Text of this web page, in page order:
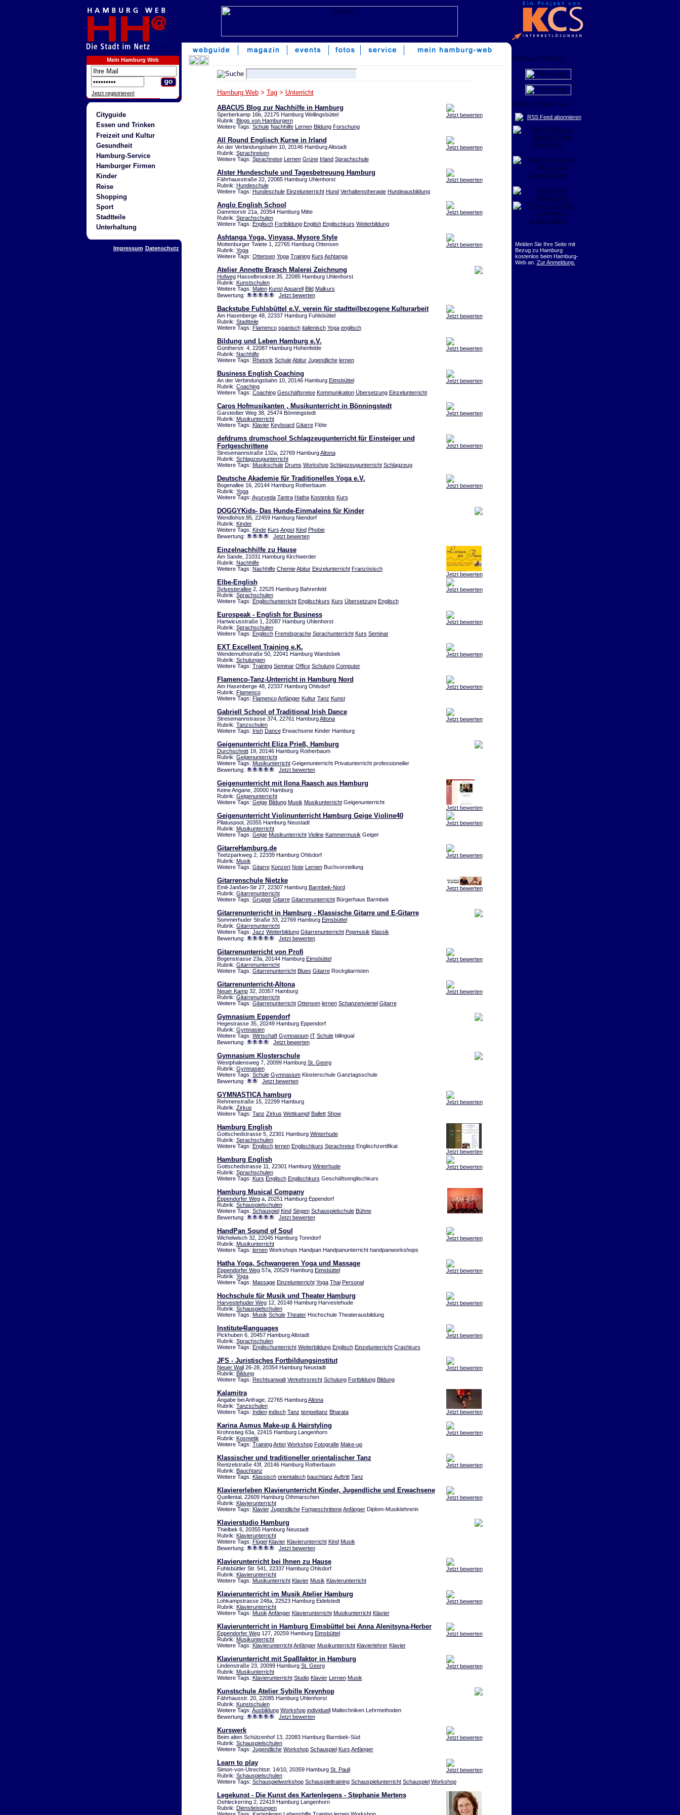
Mein Hamburg Web
Jetzt registrieren!
Cityguide
Essen und Trinken
Freizeit und Kultur
Gesundheit
Hamburg-Service
Hamburger Firmen
Kinder
Reise
Shopping
Sport
Stadtteile
Unterhaltung
Impressum Datenschutz
Hamburg Web> Tag> Unterricht
Jetzt bewerten
ABACUS Blog zur Nachhilfe in Hamburg
Sperberkamp 16b, 22175 Hamburg Wellingsbüttel
Rubrik: Blogs von Hamburgern
Weitere Tags: Schule Nachhilfe Lernen Bildung Forschung
Jetzt bewerten
All Round Englisch Kurse in Irland
An der Verbindungsbahn 10, 20146 Hamburg Altstadt
Rubrik: Sprachreisen
Weitere Tags: Sprachreise Lernen Grüne Irland Sprachschule
Jetzt bewerten
Alster Hundeschule und Tagesbetreuung Hamburg
Fährhausstraße 22, 22085 Hamburg Uhlenhorst
Rubrik: Hundeschule
Weitere Tags: Hundeschule Einzelunterricht Hund Verhaltenstherapie Hundeausbildung
Jetzt bewerten
Anglo English School
Dammtorstr 21a, 20354 Hamburg Mitte
Rubrik: Sprachschulen
Weitere Tags: Englisch Fortbildung English Englischkurs Weiterbildung
Jetzt bewerten
Ashtanga Yoga, Vinyasa, Mysore Style
Mottenburger Twiete 1, 22765 Hamburg Ottensen
Rubrik: Yoga
Weitere Tags: Ottensen Yoga Training Kurs Ashtanga
Atelier Annette Brasch Malerei Zeichnung
HofwegHasselbrookstr.35, 22085 Hamburg Uhlenhorst
Rubrik: Kunstschulen
Weitere Tags: Malen Kunst Aquarell Bild Malkurs
Bewertung:
Jetzt bewerten
Jetzt bewerten
Backstube Fuhlsbüttel e.V. verein für stadtteilbezogene Kulturarbeit
Am Hasenberge 48, 22337 Hamburg Fuhlsbüttel
Rubrik: Stadtteile
Weitere Tags: Flamenco spanisch italienisch Yoga englisch
Jetzt bewerten
Bildung und Leben Hamburg e.V.
Güntherstr. 4, 22087 Hamburg Hohenfelde
Rubrik: Nachhilfe
Weitere Tags: Rhetorik Schule Abitur Jugendliche lernen
Jetzt bewerten
Business English Coaching
An der Verbindungsbahn 10, 20146 Hamburg Eimsbüttel
Rubrik: Coaching
Weitere Tags: Coaching Geschäftsreise Kommunikation Übersetzung Einzelunterricht
Jetzt bewerten
Caros Hofmusikanten , Musikunterricht in Bönningstedt
Garstedter Weg 38, 25474 Bönningstedt
Rubrik: Musikunterricht
Weitere Tags: Klavier Keyboard GitarreFlöte
Jetzt bewerten
defdrums drumschool Schlagzeugunterricht für Einsteiger und
Fortgeschrittene
Stresemannstraße 132a, 22769 HamburgAltona
Rubrik: Schlagzeugunterricht
Weitere Tags: Musikschule Drums Workshop Schlagzeugunterricht Schlagzeug
Jetzt bewerten
Deutsche Akademie für Traditionelles Yoga e.V.
Bogenallee 16, 20144 Hamburg Rotherbaum
Rubrik: Yoga
Weitere Tags: Ayurveda Tantra Hatha Kostenlos Kurs
DOGGYKids- Das Hunde-Einmaleins für Kinder
Wendlohstr.85, 22459 Hamburg Niendorf
Rubrik: Kinder
Weitere Tags: Kinde Kurs Angst Kind Phobie
Bewertung:
Jetzt bewerten
Jetzt bewerten
Einzelnachhilfe zu Hause
Am Sande, 21031 Hamburg Kirchwerder
Rubrik: Nachhilfe
Weitere Tags: Nachhilfe Chemie Abitur Einzelunterricht Französisch
Jetzt bewerten
Elbe-English
Sylvesterallee2, 22525 Hamburg Bahrenfeld
Rubrik: Sprachschulen
Weitere Tags: Englischunterricht Englischkurs Kurs Übersetzung Englisch
Jetzt bewerten
Eurospeak - English for Business
Hartwicusstraße 1, 22087 Hamburg Uhlenhorst
Rubrik: Sprachschulen
Weitere Tags: Englisch Fremdsprache Sprachunterricht Kurs Seminar
Jetzt bewerten
EXT Excellent Training e.K.
Wendemuthstraße 50, 22041 Hamburg Wandsbek
Rubrik: Schulungen
Weitere Tags: Training Seminar Office Schulung Computer
Jetzt bewerten
Flamenco-Tanz-Unterricht in Hamburg Nord
Am Hasenberge 48, 22337 Hamburg Ohlsdorf
Rubrik: Flamenco
Weitere Tags: Flamenco Anfänger Kultur Tanz Kunst
Jetzt bewerten
Gabriell School of Traditional Irish Dance
Stresemannstrasse 374, 22761 HamburgAltona
Rubrik: Tanzschulen
Weitere Tags: Irish DanceErwachsene Kinder Hamburg
Geigenunterricht Eliza Prieß, Hamburg
Durchschnitt19, 20146 Hamburg Rotherbaum
Rubrik: Geigenunterricht
Weitere Tags: MusikunterrichtGeigenunterricht Privatunterricht professioneller
Bewertung:
Jetzt bewerten
Jetzt bewerten
Geigenunterricht mit Ilona Raasch aus Hamburg
Keine Angane, 20000 Hamburg
Rubrik: Geigenunterricht
Weitere Tags: Geige Bildung Musik MusikunterrichtGeigenunterricht
Jetzt bewerten
Geigenunterricht Violinunterricht Hamburg Geige Violine40
Pilatuspool, 20355 Hamburg Neustadt
Rubrik: Musikunterricht
Weitere Tags: Geige Musikunterricht Violine Kammermusik Geiger
Jetzt bewerten
GitarreHamburg.de
Teetzparkweg 2, 22339 Hamburg Ohlsdorf
Rubrik: Musik
Weitere Tags: Gitarre Konzert Note LernenBuchvorstellung
Jetzt bewerten
Gitarrenschule Nietzke
Emil-Janßen-Str 27, 22307 Hamburg Barmbek-Nord
Rubrik: Gitarrenunterricht
Weitere Tags: Gruppe Gitarre GitarrenunterrichtBürgerhaus Barmbek
Gitarrenunterricht in Hamburg - Klassische Gitarre und E-Gitarre
Sommerhuder Straße 33, 22769 Hamburg Eimsbüttel
Rubrik: Gitarrenunterricht
Weitere Tags: Jazz Weiterbildung Gitarrenunterricht Popmusik Klassik
Bewertung:
Jetzt bewerten
Jetzt bewerten
Gitarrenunterricht von Profi
Bogenstrasse 23a, 20144 Hamburg Eimsbüttel
Rubrik: Gitarrenunterricht
Weitere Tags: Gitarrenunterricht Blues GitarreRockgitarristen
Jetzt bewerten
Gitarrenunterricht-Altona
Neuer Kamp32, 20357 Hamburg
Rubrik: Gitarrenunterricht
Weitere Tags: Gitarrenunterricht Ottensen lernen Schanzenviertel Gitarre
Gymnasium Eppendorf
Hegestrasse 35, 20249 Hamburg Eppendorf
Rubrik: Gymnasien
Weitere Tags: Wirtschaft Gymnasium IT Schulebilingual
Bewertung:
Jetzt bewerten
Gymnasium Klosterschule
Westphalensweg 7, 20099 Hamburg St. Georg
Rubrik: Gymnasien
Weitere Tags: Schule GymnasiumKlosterschule Ganztagsschule
Bewertung:
Jetzt bewerten
Jetzt bewerten
GYMNASTICA hamburg
Rehmenstraße 15, 22299 Hamburg
Rubrik: Zirkus
Weitere Tags: Tanz Zirkus Wettkampf Ballett Show
Jetzt bewerten
Hamburg English
Gottschedstrasse 5, 22301 Hamburg Winterhude
Rubrik: Sprachschulen
Weitere Tags: Englisch lernen Englischkurs SprachreiseEnglischzertifikat
Jetzt bewerten
Hamburg English
Gottschedstrasse 11, 22301 Hamburg Winterhude
Rubrik: Sprachschulen
Weitere Tags: Kurs Englisch Englischkurs Geschäftsenglischkurs
Hamburg Musical Company
Eppendorfer Wega, 20251 Hamburg Eppendorf
Rubrik: Schauspielschulen
Weitere Tags: Schauspiel Kind Singen Schauspielschule Bühne
Bewertung:
Jetzt bewerten
Jetzt bewerten
HandPan Sound of Soul
Wichelwisch 32, 22045 Hamburg Tonndorf
Rubrik: Musikunterricht
Weitere Tags: lernenWorkshops Handpan Handpanunterricht handpanworkshops
Jetzt bewerten
Hatha Yoga, Schwangeren Yoga und Massage
Eppendorfer Weg57a, 20529 Hamburg Eimsbüttel
Rubrik: Yoga
Weitere Tags: Massage Einzelunterricht Yoga Thai Personal
Jetzt bewerten
Hochschule für Musik und Theater Hamburg
Harvestehuder Weg12, 20148 Hamburg Harvestehude
Rubrik: Schauspielschulen
Weitere Tags: Musik Schule TheaterHochschule Theaterausbildung
Jetzt bewerten
Institute4languages
Pickhuben 6, 20457 Hamburg Altstadt
Rubrik: Sprachschulen
Weitere Tags: Englischunterricht Weiterbildung Englisch Einzelunterricht Crashkurs
Jetzt bewerten
JFS - Juristisches Fortbildungsinstitut
Neuer Wall26-28, 20354 Hamburg Neustadt
Rubrik: Bildung
Weitere Tags: Rechtsanwalt Verkehrsrecht Schulung Fortbildung Bildung
Jetzt bewerten
Kalamitra
Angabe bei Anfrage, 22765 HamburgAltona
Rubrik: Tanzschulen
Weitere Tags: Indien indisch Tanz tempeltanz Bharata
Jetzt bewerten
Karina Asmus Make-up & Hairstyling
Krohnstieg 63a, 22415 Hamburg Langenhorn
Rubrik: Kosmetik
Weitere Tags: Training Artist Workshop Fotografie Make-up
Jetzt bewerten
Klassischer und traditioneller orientalischer Tanz
Rentzelstraße 43f, 20146 Hamburg Rotherbaum
Rubrik: Bauchtanz
Weitere Tags: Klassisch orientalisch bauchtanz Auftritt Tanz
Jetzt bewerten
Klaviererleben Klavierunterricht Kinder, Jugendliche und Erwachsene
Quellental, 22609 Hamburg Othmarschen
Rubrik: Klavierunterricht
Weitere Tags: Klavier Jugendliche Fortgeschrittene AnfängerDiplom-Musiklehrerin
Klavierstudio Hamburg
Thielbek 6, 20355 Hamburg Neustadt
Rubrik: Klavierunterricht
Weitere Tags: Flügel Klavier Klavierunterricht Kind Musik
Bewertung:
Jetzt bewerten
Jetzt bewerten
Klavierunterricht bei Ihnen zu Hause
Fuhlsbüttler Str. 541, 22337 Hamburg Ohlsdorf
Rubrik: Klavierunterricht
Weitere Tags: Musikunterricht Klavier Musik Klavierunterricht
Jetzt bewerten
Klavierunterricht im Musik Atelier Hamburg
Lohkampstrasse 248a, 22523 Hamburg Eidelstedt
Rubrik: Klavierunterricht
Weitere Tags: Musik Anfänger Klavierunterricht Musikunterricht Klavier
Jetzt bewerten
Klavierunterricht in Hamburg Eimsbüttel bei Anna Alenitsyna-Herber
Eppendorfer Weg127, 20259 Hamburg Eimsbüttel
Rubrik: Musikunterricht
Weitere Tags: Klavierunterricht Anfänger Musikunterricht Klavierlehrer Klavier
Jetzt bewerten
Klavierunterricht mit Spaßfaktor in Hamburg
Lindenstraße 23, 20099 Hamburg St. Georg
Rubrik: Musikunterricht
Weitere Tags: Klavierunterricht Studio Klavier Lernen Musik
Kunstschule Atelier Sybille Kreynhop
Fährhausstr. 20, 22085 Hamburg Uhlenhorst
Rubrik: Kunstschulen
Weitere Tags: Ausbildung Workshop individuellMaltechniken Lehrmethoden
Bewertung:
Jetzt bewerten
Jetzt bewerten
Kurswerk
Beim alten Schützenhof 13, 22083 Hamburg Barmbek-Süd
Rubrik: Schauspielschulen
Weitere Tags: Jugendliche Workshop Schauspiel Kurs Anfänger
Jetzt bewerten
Learn to play
Simon-von-Utrechtstr. 14/10, 20359 Hamburg St. Pauli
Rubrik: Schauspielschulen
Weitere Tags: Schauspielworkshop Schauspieltraining Schauspielunterricht Schauspiel Workshop
Legekunst - Die Kunst des Kartenlegens - Stephanie Mertens
Oehleckerring 2, 22419 Hamburg Langenhorn
Rubrik: Dienstleistungen
RSS Feed abonnieren
Melden Sie Ihre Seite mit
Bezug zu Hamburg
kostenlos beim Hamburg-
Web an. Zur Anmeldung.